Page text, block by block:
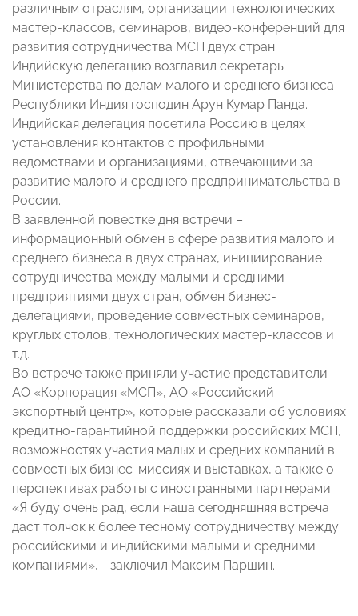
различным отраслям, организации технологических
мастер-классов, семинаров, видео-конференций для
развития сотрудничества МСП двух стран.
Индийскую делегацию возглавил секретарь
Министерства по делам малого и среднего бизнеса
Республики Индия господин Арун Кумар Панда.
Индийская делегация посетила Россию в целях
установления контактов с профильными
ведомствами и организациями, отвечающими за
развитие малого и среднего предпринимательства в
России.
В заявленной повестке дня встречи –
информационный обмен в сфере развития малого и
среднего бизнеса в двух странах, инициирование
сотрудничества между малыми и средними
предприятиями двух стран, обмен бизнес-
делегациями, проведение совместных семинаров,
круглых столов, технологических мастер-классов и
т.д.
Во встрече также приняли участие представители
АО «Корпорация «МСП», АО «Российский
экспортный центр», которые рассказали об условиях
кредитно-гарантийной поддержки российских МСП,
возможностях участия малых и средних компаний в
совместных бизнес-миссиях и выставках, а также о
перспективах работы с иностранными партнерами.
«Я буду очень рад, если наша сегодняшняя встреча
даст толчок к более тесному сотрудничеству между
российскими и индийскими малыми и средними
компаниями», - заключил Максим Паршин.